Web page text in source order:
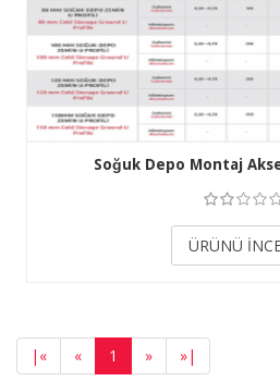
Soğuk Depo Montaj
3.50
ÜRÜNÜ
| « « 1 » »|